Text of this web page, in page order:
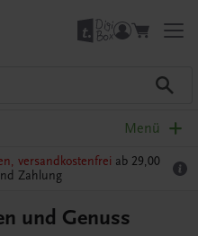
Menü
versandkostenfrei ab 29,00
Zahlung
und Genuss